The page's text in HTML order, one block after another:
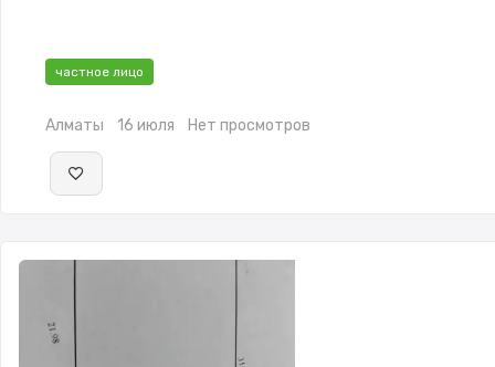
частное лицо
Алматы 16 июля Нет просмотров